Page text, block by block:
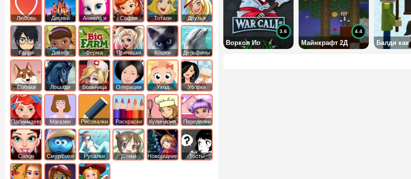
Воркол Ио
3.6
Майнкрафт 2Д
4.4
Балди как
Любовь Дисней
Анжела и
том
София
Прекрасная
Тотали
Спайс
Друзья
ангелов
Гарри
Поттер
Доктор
Плюшева
Ферма Прически Кошки Дельфины
Собаки Лошади Больница Операции Уход Уборка
Парикмахер Магазин Рисовалки Раскраски Кулинария Переделки
Салон Смурфики Русалки Дочки Новогодние Тесты